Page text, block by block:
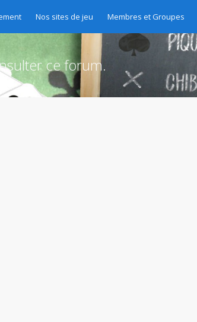
Nos sites de jeu Membres et Groupes
ce forum.